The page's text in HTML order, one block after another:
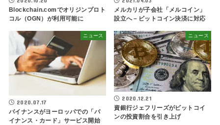
Blockchain.comでオリジンプロト
コル（OGN）が利用可能に
メルカリが子会社「メルコイン」
設立へ－ビットコイン決済に対応
ニュース
2020.07.17
バイナンスがヨーロッパでの「バ
イナンス・カード」サービス開始
ニュース
2020.12.21
資銀行ジェフリーズがビットコイ
ンの投資割合を引き上げ